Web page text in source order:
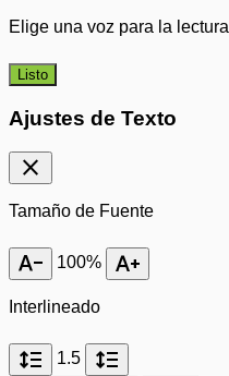
Elige una voz para la lectura
Listo
Ajustes de Texto
close
Tamaño de Fuente
text_decrease 100% text_increase
Interlineado
format_line_spacing 1.5 format_line_spacing